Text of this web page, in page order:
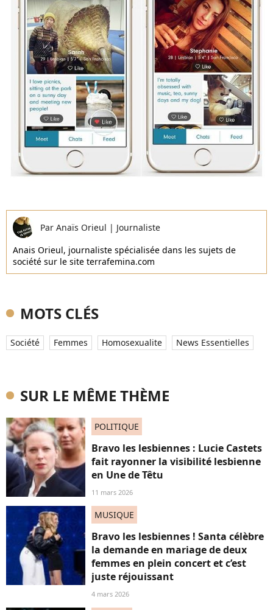
Par Anaïs Orieul | Journaliste
Anais Orieul, journaliste spécialisée dans les sujets de
société sur le site terrafemina.com
MOTS CLÉS
Société Femmes Homosexualite News Essentielles
SUR LE MÊME THÈME
POLITIQUE
Bravo les lesbiennes : Lucie Castets
fait rayonner la visibilité lesbienne
en Une de Têtu
11 mars 2026
MUSIQUE
Bravo les lesbiennes ! Santa célèbre
la demande en mariage de deux
femmes en plein concert et c’est
juste réjouissant
4 mars 2026